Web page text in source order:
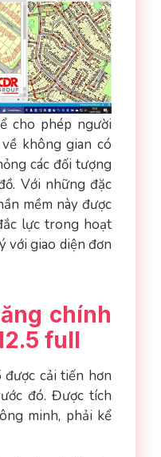
cho phép người
không gian có
các đối tượng
Với những đặc
mềm này được
lực trong hoạt
với giao diện đơn
chính
full
cải tiến hơn
đó. Được tích
minh, phải kể